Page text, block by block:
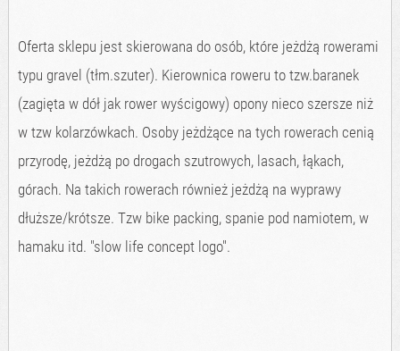
Oferta sklepu jest skierowana do osób, które jeżdżą rowerami
typu gravel (tłm.szuter). Kierownica roweru to tzw.baranek
(zagięta w dół jak rower wyścigowy) opony nieco szersze niż
w tzw kolarzówkach. Osoby jeżdżące na tych rowerach cenią
przyrodę, jeżdżą po drogach szutrowych, lasach, łąkach,
górach. Na takich rowerach również jeżdżą na wyprawy
dłuższe/krótsze. Tzw bike packing, spanie pod namiotem, w
hamaku itd. "slow life concept logo".